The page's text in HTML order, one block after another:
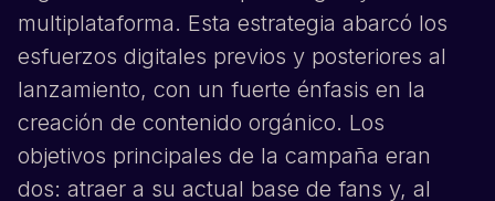
multiplataforma. Esta estrategia abarcó los
esfuerzos digitales previos y posteriores al
lanzamiento, con un fuerte énfasis en la
creación de contenido orgánico. Los
objetivos principales de la campaña eran
dos: atraer a su actual base de fans y, al